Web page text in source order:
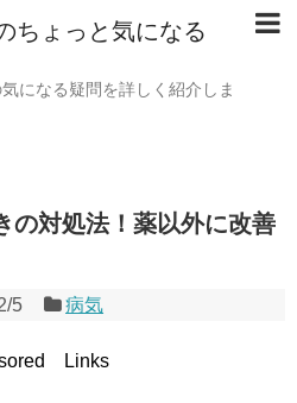
ちょっと気になる
になる疑問を詳しく紹介しま
の対処法！薬以外に改善
5 病気
Links